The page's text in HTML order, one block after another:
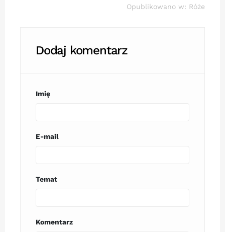
Opublikowano w: Róże
Dodaj komentarz
Imię
E-mail
Temat
Komentarz